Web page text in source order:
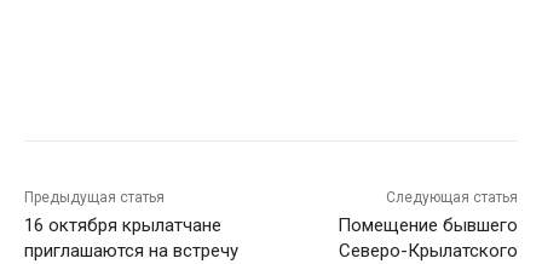
Предыдущая статья
16 октября крылатчане
приглашаются на встречу
Следующая статья
Помещение бывшего
Северо-Крылатского